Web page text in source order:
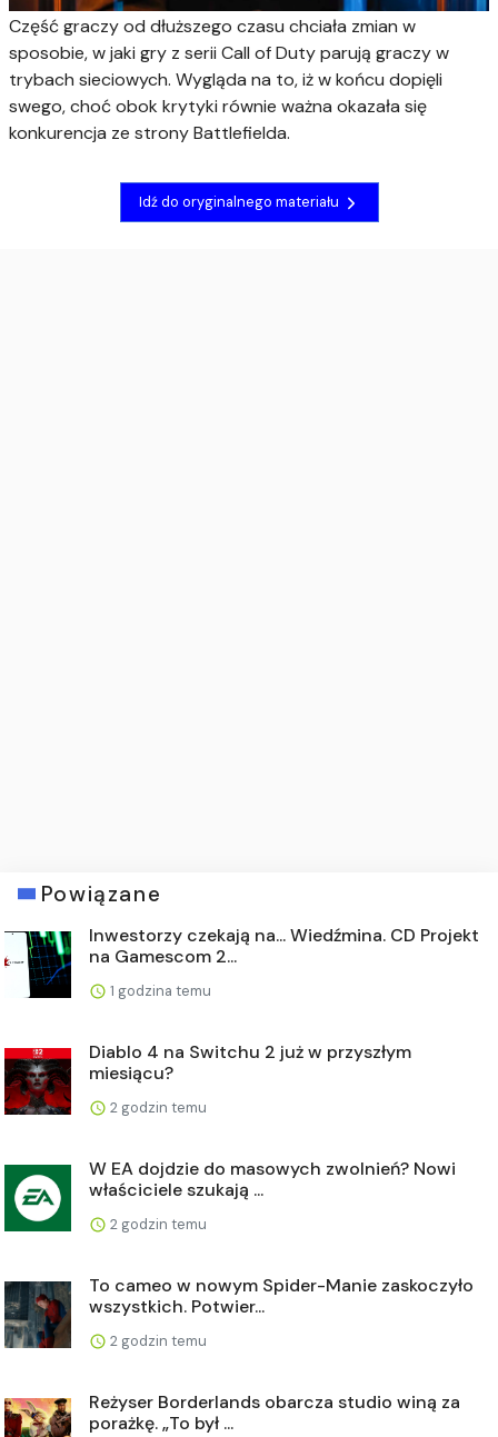
Część graczy od dłuższego czasu chciała zmian w
sposobie, w jaki gry z serii Call of Duty parują graczy w
trybach sieciowych. Wygląda na to, iż w końcu dopięli
swego, choć obok krytyki równie ważna okazała się
konkurencja ze strony Battlefielda.
Idź do oryginalnego materiału
Powiązane
Inwestorzy czekają na... Wiedźmina. CD Projekt
na Gamescom 2...
1 godzina temu
Diablo 4 na Switchu 2 już w przyszłym
miesiącu?
2 godzin temu
W EA dojdzie do masowych zwolnień? Nowi
właściciele szukają ...
2 godzin temu
To cameo w nowym Spider-Manie zaskoczyło
wszystkich. Potwier...
2 godzin temu
Reżyser Borderlands obarcza studio winą za
porażkę. „To był ...